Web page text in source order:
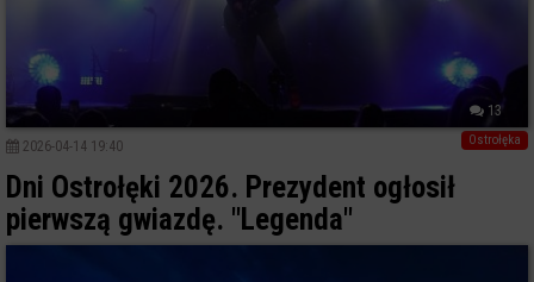
13
Ostrołęka
2026-04-14 19:40
Dni Ostrołęki 2026. Prezydent ogłosił
pierwszą gwiazdę. "Legenda"